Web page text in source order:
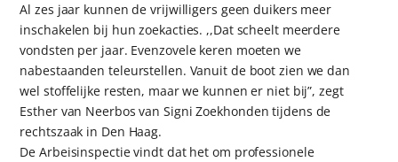
Al zes jaar kunnen de vrijwilligers geen duikers meer
inschakelen bij hun zoekacties. ,,Dat scheelt meerdere
vondsten per jaar. Evenzovele keren moeten we
nabestaanden teleurstellen. Vanuit de boot zien we dan
wel stoffelijke resten, maar we kunnen er niet bij”, zegt
Esther van Neerbos van Signi Zoekhonden tijdens de
rechtszaak in Den Haag.
De Arbeisinspectie vindt dat het om professionele